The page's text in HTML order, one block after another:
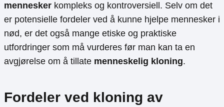
mennesker kompleks og kontroversiell. Selv om det
er potensielle fordeler ved å kunne hjelpe mennesker i
nød, er det også mange etiske og praktiske
utfordringer som må vurderes før man kan ta en
avgjørelse om å tillate menneskelig kloning.
Fordeler ved kloning av